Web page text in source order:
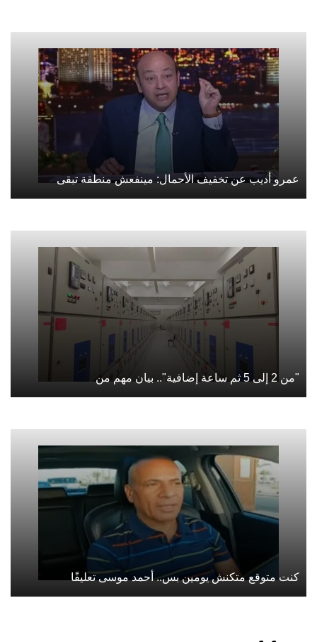
عمرو أديب عن تخفيف الأحمال: مينفعش منطقة تبقى
"من 2 إلى 5 ثم ساعة إضافية".. بيان مهم من
كنت متوقع متكنش يومين بس.. أحمد موسى تعليقًا